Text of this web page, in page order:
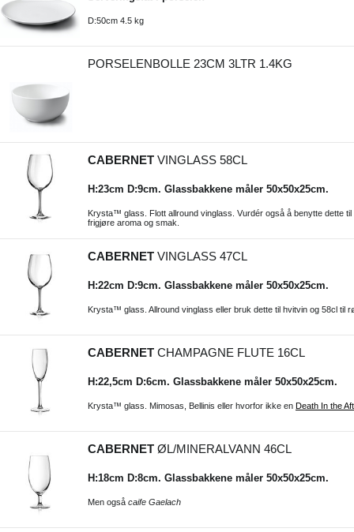
D:50cm 4.5 kg
PORSELENBOLLE 23CM 3LTR 1.4KG
CABERNET VINGLASS 58CL
H:23cm D:9cm. Glassbakkene måler 50x50x25cm.
Krysta™ glass. Flott allround vinglass. Vurdér også å benytte dette
frigjøre aroma og smak.
CABERNET VINGLASS 47CL
H:22cm D:9cm. Glassbakkene måler 50x50x25cm.
Krysta™ glass. Allround vinglass eller bruk dette til hvitvin og 58cl til
CABERNET CHAMPAGNE FLUTE 16CL
H:22,5cm D:6cm. Glassbakkene måler 50x50x25cm.
Krysta™ glass. Mimosas, Bellinis eller hvorfor ikke en Death In the
CABERNET ØL/MINERALVANN 46CL
H:18cm D:8cm. Glassbakkene måler 50x50x25cm.
Men også caife Gaelach